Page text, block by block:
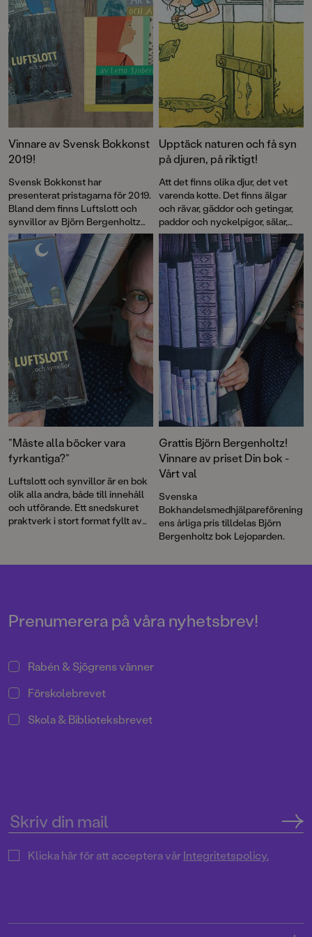
Vinnare av Svensk Bokkonst
2019!
Svensk Bokkonst har
presenterat pristagarna för 2019.
Bland dem finns Luftslott och
synvillor av Björn Bergenholtz
och Min syster är ett spöke av
Lena Sjöberg.
Upptäck naturen och få syn
på djuren, på riktigt!
Att det finns olika djur, det vet
varenda kotte. Det finns älgar
och rävar, gäddor och getingar,
paddor och nyckelpigor, sälar,
maskar, kråkor, fjärilar och många
fler. Men hur får man se dem i
verkligheten? Det vet Björn
Bergenholtz som i en ny bok
delar med sig av sina bästa tips.
”Måste alla böcker vara
fyrkantiga?”
Luftslott och synvillor är en bok
olik alla andra, både till innehåll
och utförande. Ett snedskuret
praktverk i stort format fyllt av
Grattis Björn Bergenholtz!
Vinnare av priset Din bok -
Vårt val
Svenska
Bokhandelsmedhjälpareförening
ens årliga pris tilldelas Björn
Bergenholtz bok Lejoparden.
Prenumerera på våra nyhetsbrev!
Rabén & Sjögrens vänner
Förskolebrevet
Skola & Biblioteksbrevet
Klicka här för att acceptera vårIntegritetspolicy.